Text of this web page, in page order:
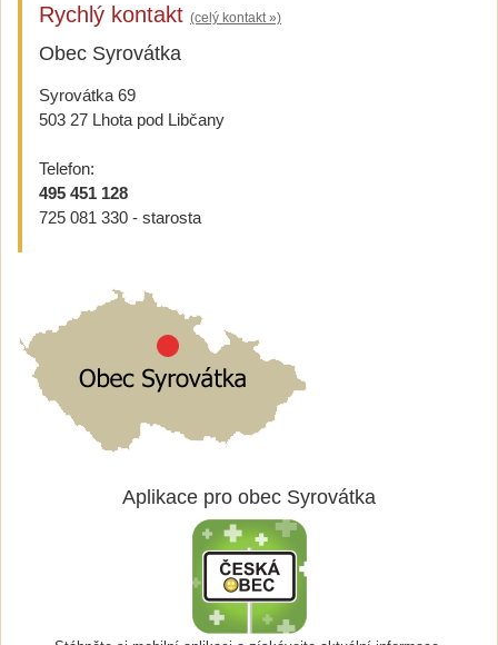
Rychlý kontakt (celý kontakt »)
Obec Syrovátka
Syrovátka 69
503 27 Lhota pod Libčany
Telefon:
495 451 128
725 081 330 - starosta
Aplikace pro obec Syrovátka